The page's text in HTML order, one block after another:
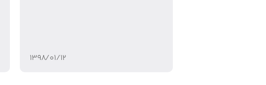
۱۳۹۸/۰۱/۱۲